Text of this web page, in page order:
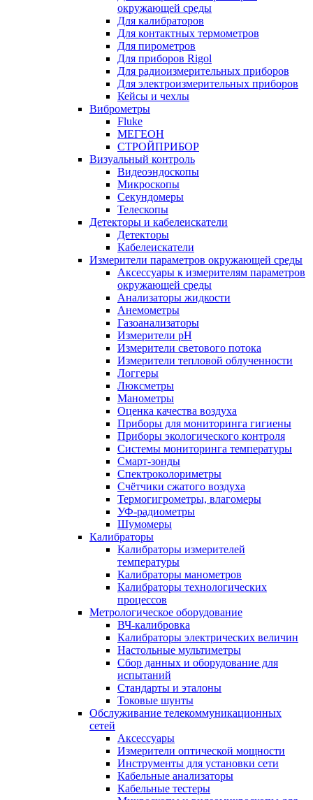
окружающей среды
Для калибраторов
Для контактных термометров
Для пирометров
Для приборов Rigol
Для радиоизмерительных приборов
Для электроизмерительных приборов
Кейсы и чехлы
Виброметры
Fluke
МЕГЕОН
СТРОЙПРИБОР
Визуальный контроль
Видеоэндоскопы
Микроскопы
Секундомеры
Телескопы
Детекторы и кабелеискатели
Детекторы
Кабелеискатели
Измерители параметров окружающей среды
Аксессуары к измерителям параметров
окружающей среды
Анализаторы жидкости
Анемометры
Газоанализаторы
Измерители pH
Измерители светового потока
Измерители тепловой облученности
Логгеры
Люксметры
Манометры
Оценка качества воздуха
Приборы для мониторинга гигиены
Приборы экологического контроля
Системы мониторинга температуры
Смарт-зонды
Спектроколориметры
Счётчики сжатого воздуха
Термогигрометры, влагомеры
УФ-радиометры
Шумомеры
Калибраторы
Калибраторы измерителей
температуры
Калибраторы манометров
Калибраторы технологических
процессов
Метрологическое оборудование
ВЧ-калибровка
Калибраторы электрических величин
Настольные мультиметры
Сбор данных и оборудование для
испытаний
Стандарты и эталоны
Токовые шунты
Обслуживание телекоммуникационных
сетей
Аксессуары
Измерители оптической мощности
Инструменты для установки сети
Кабельные анализаторы
Кабельные тестеры